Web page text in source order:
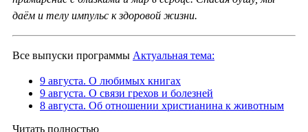
даём и телу импульс к здоровой жизни.
Все выпуски программы Актуальная тема:
9 августа. О любимых книгах
9 августа. О связи грехов и болезней
8 августа. Об отношении христианина к животным
Читать полностью